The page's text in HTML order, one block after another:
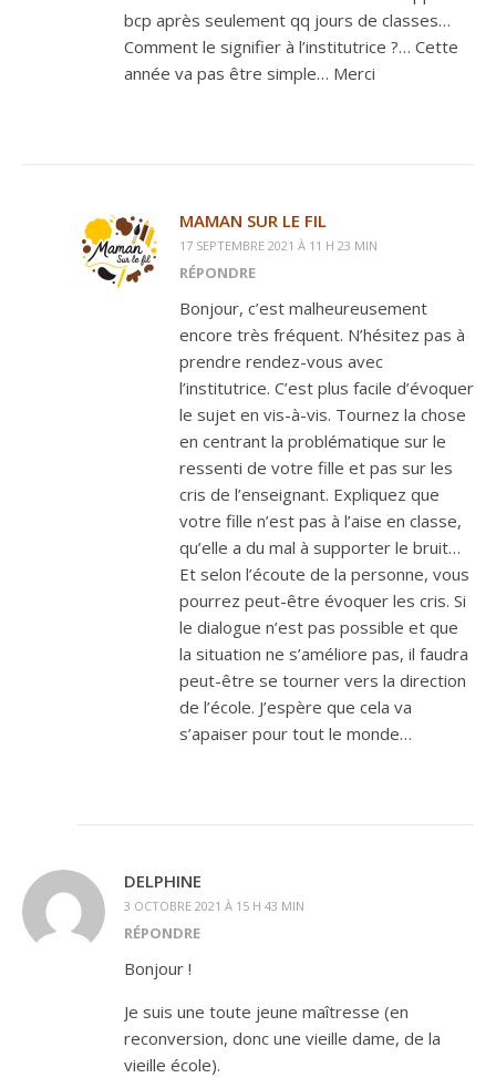
bcp après seulement qq jours de classes…
Comment le signifier à l’institutrice ?… Cette
année va pas être simple… Merci
MAMAN SUR LE FIL
17 SEPTEMBRE 2021 À 11 H 23 MIN
RÉPONDRE
Bonjour, c’est malheureusement
encore très fréquent. N’hésitez pas à
prendre rendez-vous avec
l’institutrice. C’est plus facile d’évoquer
le sujet en vis-à-vis. Tournez la chose
en centrant la problématique sur le
ressenti de votre fille et pas sur les
cris de l’enseignant. Expliquez que
votre fille n’est pas à l’aise en classe,
qu’elle a du mal à supporter le bruit…
Et selon l’écoute de la personne, vous
pourrez peut-être évoquer les cris. Si
le dialogue n’est pas possible et que
la situation ne s’améliore pas, il faudra
peut-être se tourner vers la direction
de l’école. J’espère que cela va
s’apaiser pour tout le monde…
DELPHINE
3 OCTOBRE 2021 À 15 H 43 MIN
RÉPONDRE
Bonjour !
Je suis une toute jeune maîtresse (en
reconversion, donc une vieille dame, de la
vieille école).